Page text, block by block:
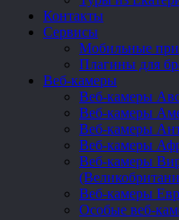
Контакты
Сервисы
Мобильные
Плагины для
Веб-камеры
Веб-камеры
Веб-камеры
Веб-камеры
Веб-камеры
Веб-камеры
Веб-камеры
Особые веб-